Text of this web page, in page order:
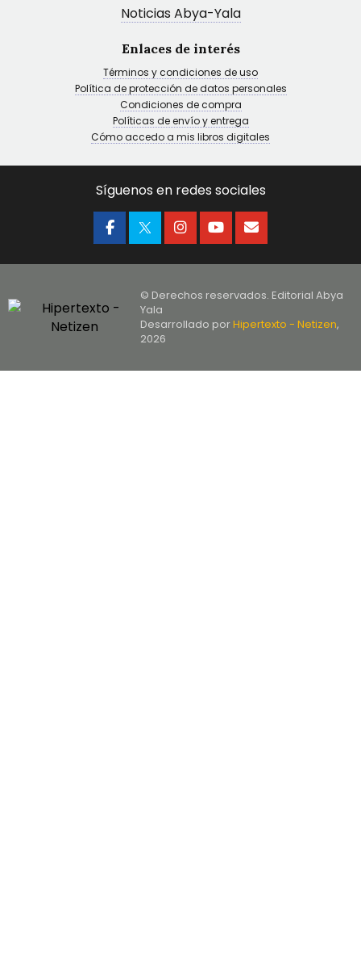
Noticias Abya-Yala
Enlaces de interés
Términos y condiciones de uso
Política de protección de datos personales
Condiciones de compra
Políticas de envío y entrega
Cómo accedo a mis libros digitales
Síguenos en redes sociales
© Derechos reservados. Editorial Abya
Yala
Desarrollado porHipertexto - Netizen,
2026